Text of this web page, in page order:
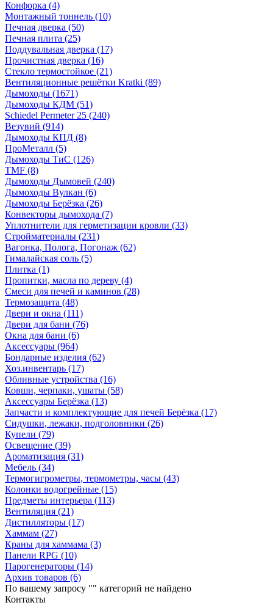
Конфорка (4)
Монтажный тоннель (10)
Печная дверка (50)
Печная плита (25)
Поддувальная дверка (17)
Прочистная дверка (16)
Стекло термостойкое (21)
Вентиляционные решётки Kratki (89)
Дымоходы (1671)
Дымоходы КДМ (51)
Schiedel Permeter 25 (240)
Везувий (914)
Дымоходы КПД (8)
ПроМеталл (5)
Дымоходы ТиС (126)
TMF (8)
Дымоходы Дымовей (240)
Дымоходы Вулкан (6)
Дымоходы Берёзка (26)
Конвекторы дымохода (7)
Уплотнители для герметизации кровли (33)
Стройматериалы (231)
Вагонка, Полога, Погонаж (62)
Гималайская соль (5)
Плитка (1)
Пропитки, масла по дереву (4)
Смеси для печей и каминов (28)
Термозащита (48)
Двери и окна (111)
Двери для бани (76)
Окна для бани (6)
Аксессуары (964)
Бондарные изделия (62)
Хоз.инвентарь (17)
Обливные устройства (16)
Ковши, черпаки, ушаты (58)
Аксессуары Берёзка (13)
Запчасти и комплектующие для печей Берёзка (17)
Сидушки, лежаки, подголовники (26)
Купели (79)
Освещение (39)
Ароматизация (31)
Мебель (34)
Термогигрометры, термометры, часы (43)
Колонки водогрейные (15)
Предметы интерьера (113)
Вентиляция (21)
Дистилляторы (17)
Хаммам (27)
Краны для хаммама (3)
Панели RPG (10)
Парогенераторы (14)
Архив товаров (6)
По вашему запросу "" категорий не найдено
Контакты